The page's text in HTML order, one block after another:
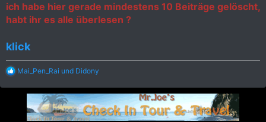
ich habe hier gerade mindestens 10 Beiträge gelöscht,
habt ihr es alle überlesen ?
klick
R
a
Mai_Pen_Rai und Didony